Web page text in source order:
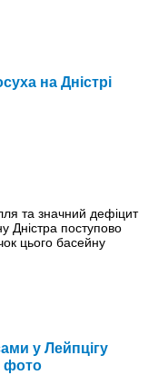
на Дністрі
та значний дефіцит
Дністра поступово
цього басейну
у Лейпцігу
фото